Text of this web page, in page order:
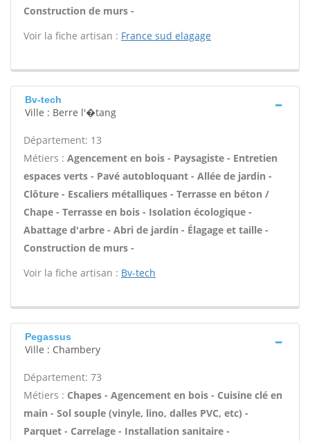
Construction de murs -
Voir la fiche artisan : France sud elagage
Bv-tech
Ville : Berre l'�tang
Département: 13
Métiers : Agencement en bois - Paysagiste - Entretien
espaces verts - Pavé autobloquant - Allée de jardin -
Clôture - Escaliers métalliques - Terrasse en béton /
Chape - Terrasse en bois - Isolation écologique -
Abattage d'arbre - Abri de jardin - Élagage et taille -
Construction de murs -
Voir la fiche artisan : Bv-tech
Pegassus
Ville : Chambery
Département: 73
Métiers : Chapes - Agencement en bois - Cuisine clé en
main - Sol souple (vinyle, lino, dalles PVC, etc) -
Parquet - Carrelage - Installation sanitaire -